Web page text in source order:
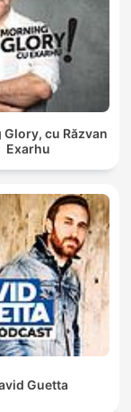
cu Răzvan
Exarhu
Guetta